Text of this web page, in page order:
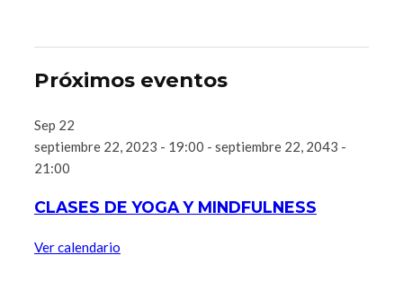
Próximos eventos
Sep 22
septiembre 22, 2023 - 19:00 - septiembre 22, 2043 -
21:00
CLASES DE YOGA Y MINDFULNESS
Ver calendario